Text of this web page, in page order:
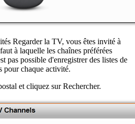
Regarder la TV, vous êtes invité à
à laquelle les chaînes préférées
pas possible d'enregistrer des listes de
pour chaque activité.
et cliquez sur Rechercher.